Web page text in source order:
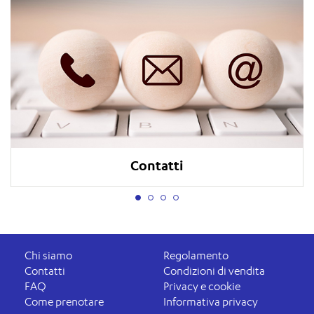
Contatti
Chi siamo
Contatti
FAQ
Come prenotare
Regolamento
Condizioni di vendita
Privacy e cookie
Informativa privacy